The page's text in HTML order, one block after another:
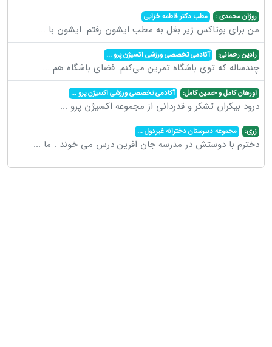
روژان محمدی : مطب دکتر فاطمه خزایی
من برای بوتاکس زیر بغل به مطب ایشون رفتم .ایشون با ...
رادین رحمانی: آکادمی تخصصی ورزشی اکسیژن پرو...
چندساله که توی باشگاه تمرین می‌کنم. فضای باشگاه هم ...
اورهان کامل و حسین کامل: آکادمی تخصصی ورزشی اکسیژن پرو...
درود بیکران تشکر و قدردانی از مجموعه اکسیژن پرو ...
زری: مجموعه دبیرستان دخترانه غیردول...
دخترم با دوستش در مدرسه جان افرین درس می خوند . ما ...